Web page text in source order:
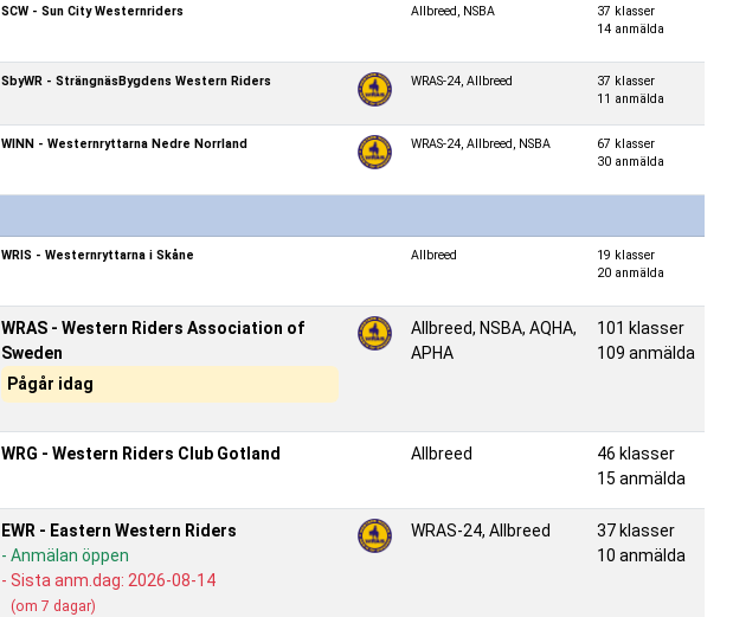
SCW - Sun City Westernriders Allbreed, NSBA
37 klasser
14 anmälda
SbyWR - SträngnäsBygdens Western Riders WRAS-24, Allbreed
37 klasser
11 anmälda
WINN - Westernryttarna Nedre Norrland WRAS-24, Allbreed, NSBA
67 klasser
30 anmälda
WRIS - Westernryttarna i Skåne Allbreed
19 klasser
20 anmälda
WRAS - Western Riders Association of
Sweden
Pågår idag
Allbreed, NSBA, AQHA,
APHA
101 klasser
109 anmälda
WRG - Western Riders Club Gotland Allbreed
46 klasser
15 anmälda
EWR - Eastern Western Riders
- Anmälan öppen
- Sista anm.dag: 2026-08-14
(om 7 dagar)
WRAS-24, Allbreed
37 klasser
10 anmälda